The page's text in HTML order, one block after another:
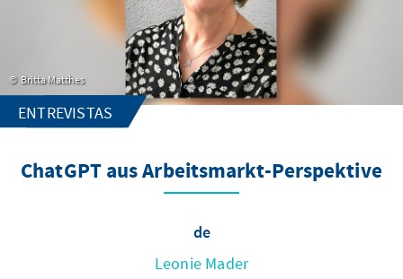
Britta Matthes
ENTREVISTAS
ChatGPT aus Arbeitsmarkt-Perspektive
de
Leonie Mader